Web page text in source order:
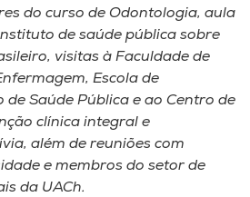
do curso de Odontologia, aula
de saúde pública sobre
visitas à Faculdade de
Escola de
Saúde Pública e ao Centro de
clínica integral e
além de reuniões com
e membros do setor de
da UACh.